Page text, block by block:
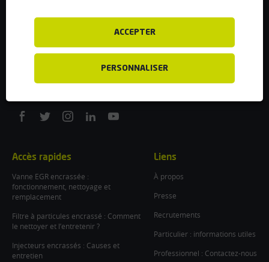
France
On
On
On
On
On
Accès rapides
Vanne EGR encrassée :
fonctionnement, nettoyage et
remplacement
Filtre à particules encrassé : Comment
le nettoyer et l’entretenir ?
Injecteurs encrassés : Causes et
entretien
Liens
À propos
Presse
Recrutements
Particulier : informations utiles
Professionnel : Contactez-nous
ACCEPTER
PERSONNALISER